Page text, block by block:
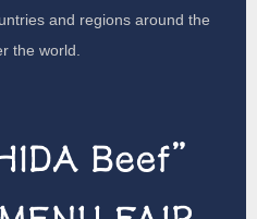
and regions around the
the world.